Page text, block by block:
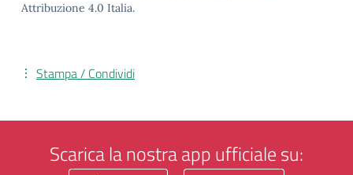
Attribuzione 4.0 Italia.
Stampa / Condividi
Scarica la nostra app ufficiale su: